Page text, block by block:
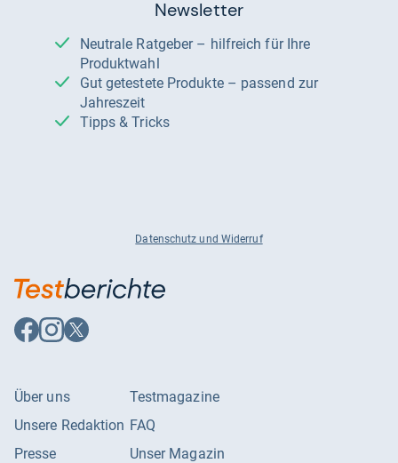
Newsletter
Neutrale Ratgeber – hilfreich für Ihre
Produktwahl
Gut getestete Produkte – passend zur
Jahreszeit
Tipps & Tricks
Datenschutz und Widerruf
Auf
Facebook
Auf
Instagram
Auf
X
Über uns
Unsere Redaktion
Presse
Testmagazine
FAQ
Unser Magazin